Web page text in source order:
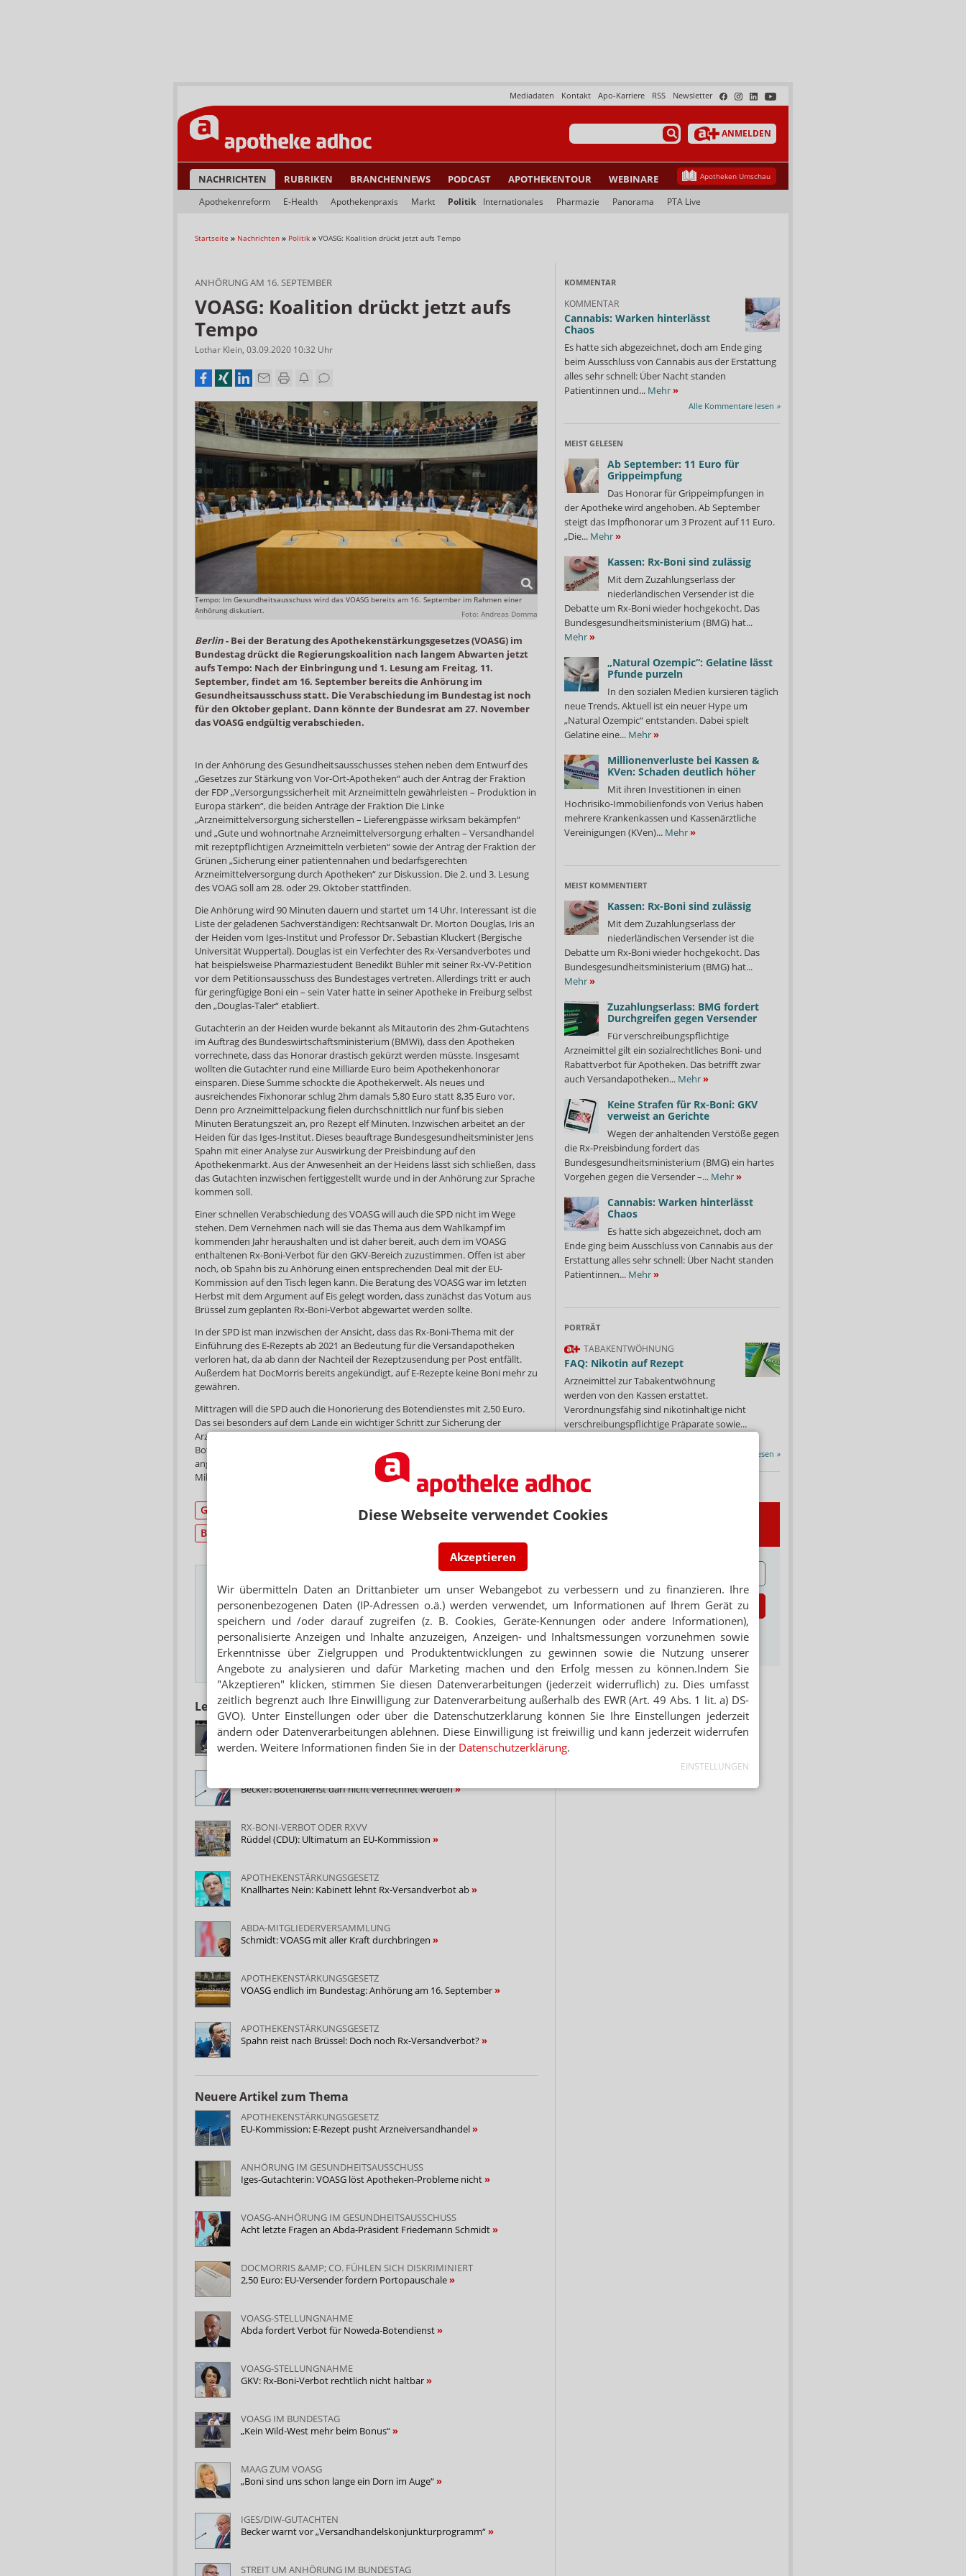
Diese Webseite verwendet Cookies
Akzeptieren
Wir übermitteln Daten an Drittanbieter um unser Webangebot zu verbessern und zu finanzieren. Ihre
personenbezogenen Daten (IP-Adressen o.ä.) werden verwendet, um Informationen auf Ihrem Gerät zu
speichern und /oder darauf zugreifen (z. B. Cookies, Geräte-Kennungen oder andere Informationen),
personalisierte Anzeigen und Inhalte anzuzeigen, Anzeigen- und Inhaltsmessungen vorzunehmen sowie
Erkenntnisse über Zielgruppen und Produktentwicklungen zu gewinnen sowie die Nutzung unserer
Angebote zu analysieren und dafür Marketing machen und den Erfolg messen zu können.Indem Sie
"Akzeptieren" klicken, stimmen Sie diesen Datenverarbeitungen (jederzeit widerruflich) zu. Dies umfasst
zeitlich begrenzt auch Ihre Einwilligung zur Datenverarbeitung außerhalb des EWR (Art. 49 Abs. 1 lit. a) DS-
GVO). Unter Einstellungen oder über die Datenschutzerklärung können Sie Ihre Einstellungen jederzeit
ändern oder Datenverarbeitungen ablehnen. Diese Einwilligung ist freiwillig und kann jederzeit widerrufen
werden. Weitere Informationen finden Sie in der Datenschutzerklärung.
EINSTELLUNGEN
Newsletter
RSS
Apo-Karriere
Kontakt
Mediadaten
ANMELDEN
NACHRICHTEN RUBRIKEN BRANCHENNEWS PODCAST APOTHEKENTOUR WEBINARE Apotheken Umschau
Apothekenreform E-Health Apothekenpraxis Markt Politik Internationales Pharmazie Panorama PTA Live
Startseite » Nachrichten » Politik » VOASG: Koalition drückt jetzt aufs Tempo
ANHÖRUNG AM 16. SEPTEMBER
VOASG: Koalition drückt jetzt aufs
Tempo
Lothar Klein, 03.09.2020 10:32 Uhr
Tempo: Im Gesundheitsausschuss wird das VOASG bereits am 16. September im Rahmen einer
Anhörung diskutiert.
Foto: Andreas Domma
Berlin- Bei der Beratung des Apothekenstärkungsgesetzes (VOASG) im
Bundestag drückt die Regierungskoalition nach langem Abwarten jetzt
aufs Tempo: Nach der Einbringung und 1. Lesung am Freitag, 11.
September, findet am 16. September bereits die Anhörung im
Gesundheitsausschuss statt. Die Verabschiedung im Bundestag ist noch
für den Oktober geplant. Dann könnte der Bundesrat am 27. November
das VOASG endgültig verabschieden.
In der Anhörung des Gesundheitsausschusses stehen neben dem Entwurf des
„Gesetzes zur Stärkung von Vor-Ort-Apotheken“ auch der Antrag der Fraktion
der FDP „Versorgungssicherheit mit Arzneimitteln gewährleisten – Produktion in
Europa stärken“, die beiden Anträge der Fraktion Die Linke
„Arzneimittelversorgung sicherstellen – Lieferengpässe wirksam bekämpfen“
und „Gute und wohnortnahe Arzneimittelversorgung erhalten – Versandhandel
mit rezeptpflichtigen Arzneimitteln verbieten“ sowie der Antrag der Fraktion der
Grünen „Sicherung einer patientennahen und bedarfsgerechten
Arzneimittelversorgung durch Apotheken“ zur Diskussion. Die 2. und 3. Lesung
des VOAG soll am 28. oder 29. Oktober stattfinden.
Die Anhörung wird 90 Minuten dauern und startet um 14 Uhr. Interessant ist die
Liste der geladenen Sachverständigen: Rechtsanwalt Dr. Morton Douglas, Iris an
der Heiden vom Iges-Institut und Professor Dr. Sebastian Kluckert (Bergische
Universität Wuppertal). Douglas ist ein Verfechter des Rx-Versandverbotes und
hat beispielsweise Pharmaziestudent Benedikt Bühler mit seiner Rx-VV-Petition
vor dem Petitionsausschuss des Bundestages vertreten. Allerdings tritt er auch
für geringfügige Boni ein – sein Vater hatte in seiner Apotheke in Freiburg selbst
den „Douglas-Taler“ etabliert.
Gutachterin an der Heiden wurde bekannt als Mitautorin des 2hm-Gutachtens
im Auftrag des Bundeswirtschaftsministerium (BMWi), dass den Apotheken
vorrechnete, dass das Honorar drastisch gekürzt werden müsste. Insgesamt
wollten die Gutachter rund eine Milliarde Euro beim Apothekenhonorar
einsparen. Diese Summe schockte die Apothekerwelt. Als neues und
ausreichendes Fixhonorar schlug 2hm damals 5,80 Euro statt 8,35 Euro vor.
Denn pro Arzneimittelpackung fielen durchschnittlich nur fünf bis sieben
Minuten Beratungszeit an, pro Rezept elf Minuten. Inzwischen arbeitet an der
Heiden für das Iges-Institut. Dieses beauftrage Bundesgesundheitsminister Jens
Spahn mit einer Analyse zur Auswirkung der Preisbindung auf den
Apothekenmarkt. Aus der Anwesenheit an der Heidens lässt sich schließen, dass
das Gutachten inzwischen fertiggestellt wurde und in der Anhörung zur Sprache
kommen soll.
Einer schnellen Verabschiedung des VOASG will auch die SPD nicht im Wege
stehen. Dem Vernehmen nach will sie das Thema aus dem Wahlkampf im
kommenden Jahr heraushalten und ist daher bereit, auch dem im VOASG
enthaltenen Rx-Boni-Verbot für den GKV-Bereich zuzustimmen. Offen ist aber
noch, ob Spahn bis zu Anhörung einen entsprechenden Deal mit der EU-
Kommission auf den Tisch legen kann. Die Beratung des VOASG war im letzten
Herbst mit dem Argument auf Eis gelegt worden, dass zunächst das Votum aus
Brüssel zum geplanten Rx-Boni-Verbot abgewartet werden sollte.
In der SPD ist man inzwischen der Ansicht, dass das Rx-Boni-Thema mit der
Einführung des E-Rezepts ab 2021 an Bedeutung für die Versandapotheken
verloren hat, da ab dann der Nachteil der Rezeptzusendung per Post entfällt.
Außerdem hat DocMorris bereits angekündigt, auf E-Rezepte keine Boni mehr zu
gewähren.
Mittragen will die SPD auch die Honorierung des Botendienstes mit 2,50 Euro.
Das sei besonders auf dem Lande ein wichtiger Schritt zur Sicherung der
Arzneimittelversorgung, heißt es dort. Dem Vernehmen nach will die SPD das
Botendiensthonorar im Umfang von 75 Millionen Euro nicht mit den
angekündigten neuen pharmazeutischen Dienstleistungen im Wert von 150
Millionen Euro verrechnen, sondern „on top“ gewähren.
Gesetzgebung Gesundheitspolitik
Krankenkassen
Botendienst
NEWSLETTER
Das Wichtigste des Tages direkt in Ihr Postfach. Kostenlos!
E-MAIL ADRESSE
Jetzt
abonnieren
Hinweis zum Newsletter & Datenschutz
Lesen Sie auch
VERLÄNGERUNG PER VERORDNUNG
Spahn: Hoffnung für Botendiensthonorar
Becker: Botendienst darf nicht verrechnet werden
RX-BONI-VERBOT ODER RXVV
Rüddel (CDU): Ultimatum an EU-Kommission
APOTHEKENSTÄRKUNGSGESETZ
Knallhartes Nein: Kabinett lehnt Rx-Versandverbot ab
ABDA-MITGLIEDERVERSAMMLUNG
Schmidt: VOASG mit aller Kraft durchbringen
APOTHEKENSTÄRKUNGSGESETZ
VOASG endlich im Bundestag: Anhörung am 16. September
APOTHEKENSTÄRKUNGSGESETZ
Spahn reist nach Brüssel: Doch noch Rx-Versandverbot?
Neuere Artikel zum Thema
APOTHEKENSTÄRKUNGSGESETZ
EU-Kommission: E-Rezept pusht Arzneiversandhandel
ANHÖRUNG IM GESUNDHEITSAUSSCHUSS
Iges-Gutachterin: VOASG löst Apotheken-Probleme nicht
VOASG-ANHÖRUNG IM GESUNDHEITSAUSSCHUSS
Acht letzte Fragen an Abda-Präsident Friedemann Schmidt
DOCMORRIS &AMP; CO. FÜHLEN SICH DISKRIMINIERT
2,50 Euro: EU-Versender fordern Portopauschale
VOASG-STELLUNGNAHME
Abda fordert Verbot für Noweda-Botendienst
VOASG-STELLUNGNAHME
GKV: Rx-Boni-Verbot rechtlich nicht haltbar
VOASG IM BUNDESTAG
„Kein Wild-West mehr beim Bonus“
MAAG ZUM VOASG
„Boni sind uns schon lange ein Dorn im Auge“
IGES/DIW-GUTACHTEN
Becker warnt vor „Versandhandelskonjunkturprogramm“
STREIT UM ANHÖRUNG IM BUNDESTAG
KOMMENTAR
KOMMENTAR
Cannabis: Warken hinterlässt
Chaos
Es hatte sich abgezeichnet, doch am Ende ging
beim Ausschluss von Cannabis aus der Erstattung
alles sehr schnell: Über Nacht standen
Patientinnen und... Mehr»
Alle Kommentare lesen »
MEIST GELESEN
Ab September: 11 Euro für
Grippeimpfung
Das Honorar für Grippeimpfungen in
der Apotheke wird angehoben. Ab September
steigt das Impfhonorar um 3 Prozent auf 11 Euro.
„Die... Mehr»
Kassen: Rx-Boni sind zulässig
Mit dem Zuzahlungserlass der
niederländischen Versender ist die
Debatte um Rx-Boni wieder hochgekocht. Das
Bundesgesundheitsministerium (BMG) hat...
Mehr»
„Natural Ozempic“: Gelatine lässt
Pfunde purzeln
In den sozialen Medien kursieren täglich
neue Trends. Aktuell ist ein neuer Hype um
„Natural Ozempic“ entstanden. Dabei spielt
Gelatine eine... Mehr»
Millionenverluste bei Kassen &
KVen: Schaden deutlich höher
Mit ihren Investitionen in einen
Hochrisiko-Immobilienfonds von Verius haben
mehrere Krankenkassen und Kassenärztliche
Vereinigungen (KVen)... Mehr»
MEIST KOMMENTIERT
Kassen: Rx-Boni sind zulässig
Mit dem Zuzahlungserlass der
niederländischen Versender ist die
Debatte um Rx-Boni wieder hochgekocht. Das
Bundesgesundheitsministerium (BMG) hat...
Mehr»
Zuzahlungserlass: BMG fordert
Durchgreifen gegen Versender
Für verschreibungspflichtige
Arzneimittel gilt ein sozialrechtliches Boni- und
Rabattverbot für Apotheken. Das betrifft zwar
auch Versandapotheken... Mehr»
Keine Strafen für Rx-Boni: GKV
verweist an Gerichte
Wegen der anhaltenden Verstöße gegen
die Rx-Preisbindung fordert das
Bundesgesundheitsministerium (BMG) ein hartes
Vorgehen gegen die Versender –... Mehr»
Cannabis: Warken hinterlässt
Chaos
Es hatte sich abgezeichnet, doch am
Ende ging beim Ausschluss von Cannabis aus der
Erstattung alles sehr schnell: Über Nacht standen
Patientinnen... Mehr»
PORTRÄT
TABAKENTWÖHNUNG
FAQ: Nikotin auf Rezept
Arzneimittel zur Tabakentwöhnung
werden von den Kassen erstattet.
Verordnungsfähig sind nikotinhaltige nicht
verschreibungspflichtige Präparate sowie...
Alle Porträts lesen »
Jetzt abonnieren
Hinweis zum Newsletter &
Datenschutz